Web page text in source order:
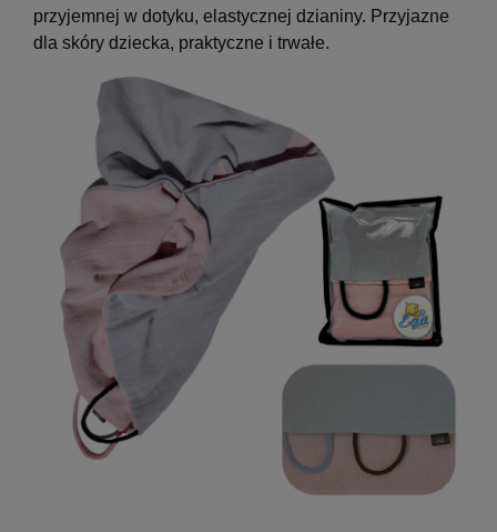
przyjemnej w dotyku, elastycznej dzianiny. Przyjazne
dla skóry dziecka, praktyczne i trwałe.